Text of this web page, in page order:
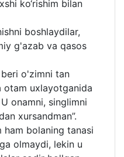
ko‘rishim bilan
boshlaydilar,
g'azab va qasos
o'zimni tan
otam uxlayotganida
onamni, singlimni
xursandman”.
bolaning tanasi
olmaydi, lekin u